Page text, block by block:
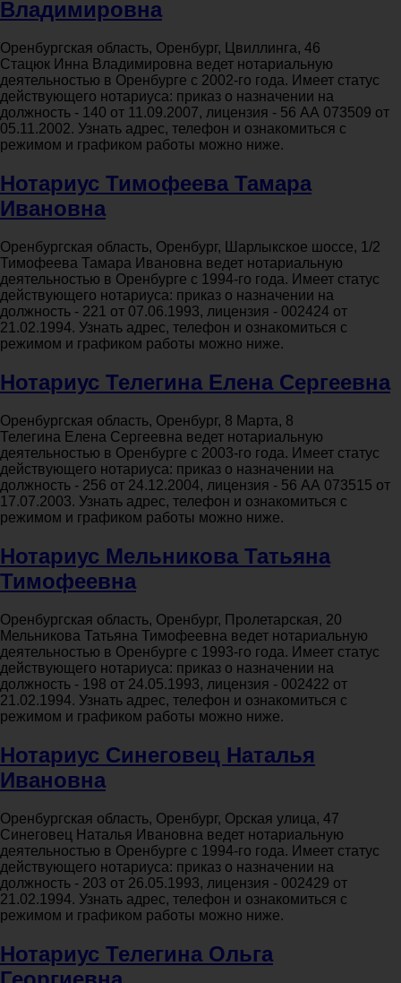
Владимировна
Оренбургская область, Оренбург, Цвиллинга, 46
Стацюк Инна Владимировна ведет нотариальную
деятельностью в Оренбурге с 2002-го года. Имеет статус
действующего нотариуса: приказ о назначении на
должность - 140 от 11.09.2007, лицензия - 56 АА 073509 от
05.11.2002. Узнать адрес, телефон и ознакомиться с
режимом и графиком работы можно ниже.
Нотариус Тимофеева Тамара
Ивановна
Оренбургская область, Оренбург, Шарлыкское шоссе, 1/2
Тимофеева Тамара Ивановна ведет нотариальную
деятельностью в Оренбурге с 1994-го года. Имеет статус
действующего нотариуса: приказ о назначении на
должность - 221 от 07.06.1993, лицензия - 002424 от
21.02.1994. Узнать адрес, телефон и ознакомиться с
режимом и графиком работы можно ниже.
Нотариус Телегина Елена Сергеевна
Оренбургская область, Оренбург, 8 Марта, 8
Телегина Елена Сергеевна ведет нотариальную
деятельностью в Оренбурге с 2003-го года. Имеет статус
действующего нотариуса: приказ о назначении на
должность - 256 от 24.12.2004, лицензия - 56 АА 073515 от
17.07.2003. Узнать адрес, телефон и ознакомиться с
режимом и графиком работы можно ниже.
Нотариус Мельникова Татьяна
Тимофеевна
Оренбургская область, Оренбург, Пролетарская, 20
Мельникова Татьяна Тимофеевна ведет нотариальную
деятельностью в Оренбурге с 1993-го года. Имеет статус
действующего нотариуса: приказ о назначении на
должность - 198 от 24.05.1993, лицензия - 002422 от
21.02.1994. Узнать адрес, телефон и ознакомиться с
режимом и графиком работы можно ниже.
Нотариус Синеговец Наталья
Ивановна
Оренбургская область, Оренбург, Орская улица, 47
Синеговец Наталья Ивановна ведет нотариальную
деятельностью в Оренбурге с 1994-го года. Имеет статус
действующего нотариуса: приказ о назначении на
должность - 203 от 26.05.1993, лицензия - 002429 от
21.02.1994. Узнать адрес, телефон и ознакомиться с
режимом и графиком работы можно ниже.
Нотариус Телегина Ольга